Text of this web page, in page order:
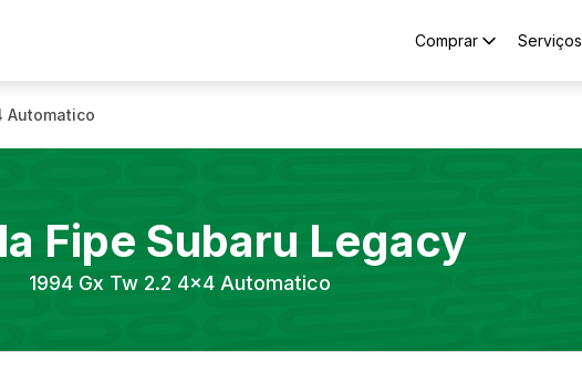
Comprar Serviços
Automatico
Fipe Subaru Legacy
1994 Gx Tw 2.2 4x4 Automatico